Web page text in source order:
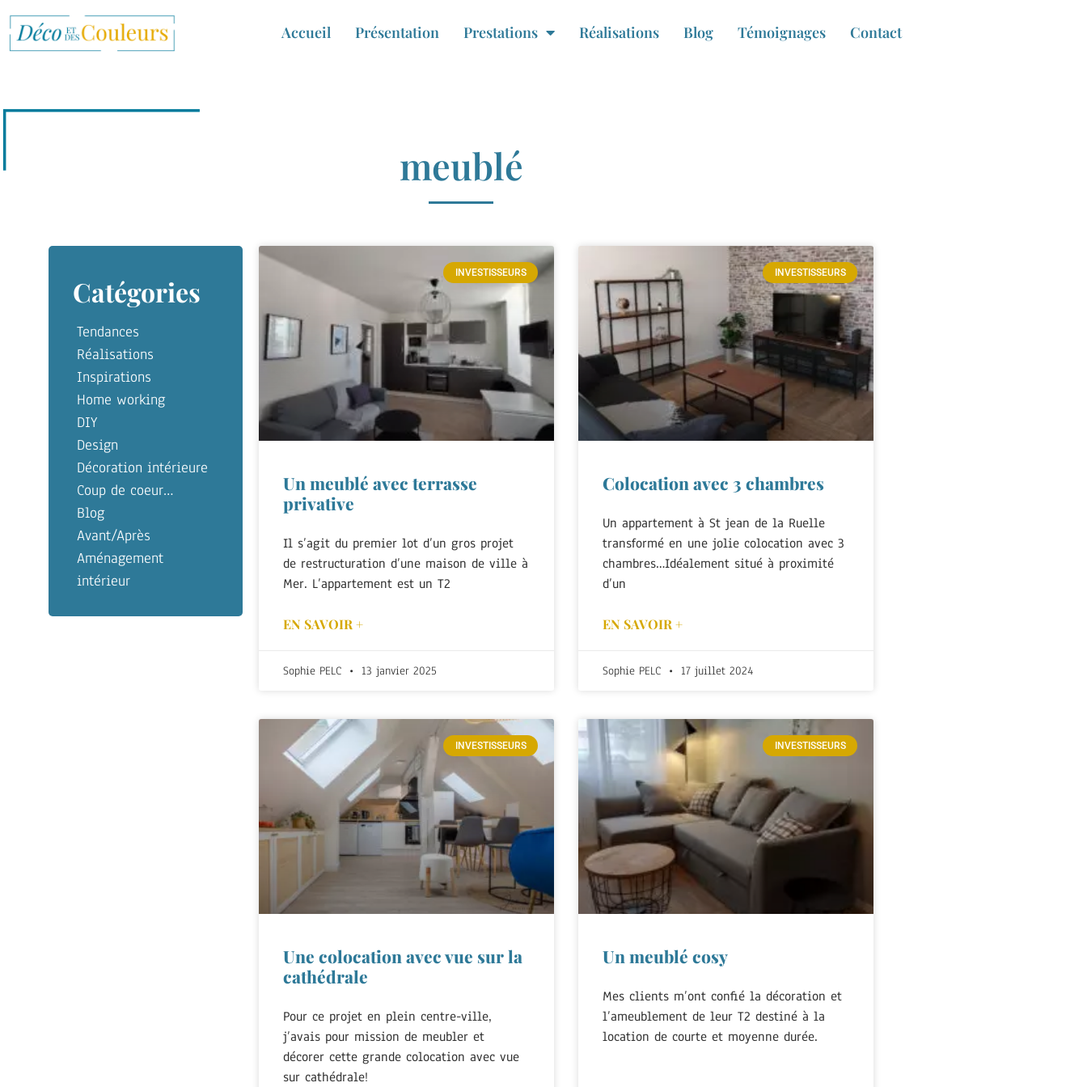
Accueil Présentation Prestations Réalisations Blog Témoignages Contact
meublé
Catégories
Tendances
Réalisations
Inspirations
Home working
DIY
Design
Décoration intérieure
Coup de coeur…
Blog
Avant/Après
Aménagement
intérieur
INVESTISSEURS
Un meublé avec terrasse
privative
Il s’agit du premier lot d’un gros projet
de restructuration d’une maison de ville à
Mer. L’appartement est un T2
EN SAVOIR +
Sophie PELC 13 janvier 2025
INVESTISSEURS
Colocation avec 3 chambres
Un appartement à St jean de la Ruelle
transformé en une jolie colocation avec 3
chambres…Idéalement situé à proximité
d’un
EN SAVOIR +
Sophie PELC 17 juillet 2024
INVESTISSEURS
Une colocation avec vue sur la
cathédrale
Pour ce projet en plein centre-ville,
j’avais pour mission de meubler et
décorer cette grande colocation avec vue
sur cathédrale!
INVESTISSEURS
Un meublé cosy
Mes clients m’ont confié la décoration et
l’ameublement de leur T2 destiné à la
location de courte et moyenne durée.